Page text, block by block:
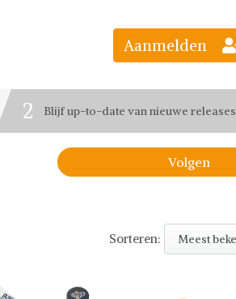
Bestel jouw favoriete looks
2 Blijf up-to-date van nieuwe releases
Deel de leukste items met vrienden
Aanmelden
Volgen
Sorteren: